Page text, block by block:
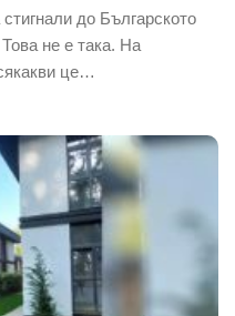
до Българското
не е така. На
це…